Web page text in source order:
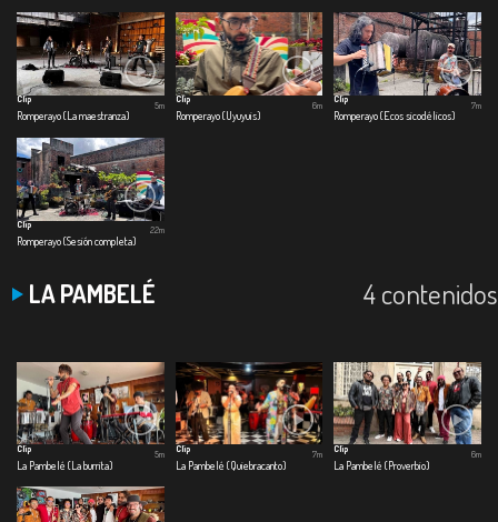
Clip
Romperayo (La maestranza)
5m
Clip
Romperayo (Uyuyuis)
6m
Clip
Romperayo (Ecos sicodélicos)
7m
Clip
Romperayo (Sesión completa)
22m
LA PAMBELÉ 4 contenidos
Clip
La Pambelé (La burrita)
5m
Clip
La Pambelé (Quiebracanto)
7m
Clip
La Pambelé (Proverbio)
6m